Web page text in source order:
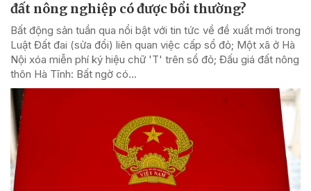
đất nông nghiệp có được bổi thường?
Bất động sản tuần qua nổi bật với tin tức về đề xuất mới trong
Luật Đất đai (sửa đổi) liên quan việc cấp sổ đỏ; Một xã ở Hà
Nội xóa miễn phí ký hiệu chữ 'T' trên sổ đỏ; Đấu giá đất nông
thôn Hà Tĩnh: Bất ngờ có...